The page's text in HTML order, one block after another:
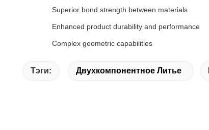
Superior bond strength between materials
Enhanced product durability and performance
Complex geometric capabilities
Тэги: Двухкомпонентное Литье